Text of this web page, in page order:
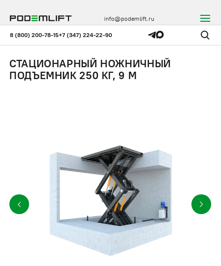
8 (800) 200-78-15+7 (347) 224-22-90
info@podemlift.ru
СТАЦИОНАРНЫЙ НОЖНИЧНЫЙ
ПОДЪЕМНИК 250 КГ, 9 М